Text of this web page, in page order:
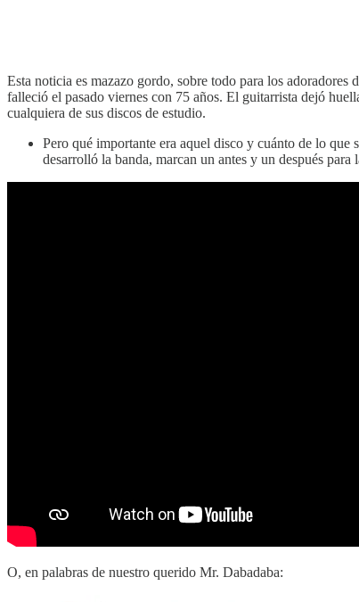
Esta noticia es mazazo gordo, sobre todo para los adoradores
falleció el pasado viernes con 75 años. El guitarrista dejó
cualquiera de sus discos de estudio.
Pero qué importante era aquel disco y cuánto de lo
desarrolló la banda, marcan un antes y un después
O, en palabras de nuestro querido Mr. Dabadaba: